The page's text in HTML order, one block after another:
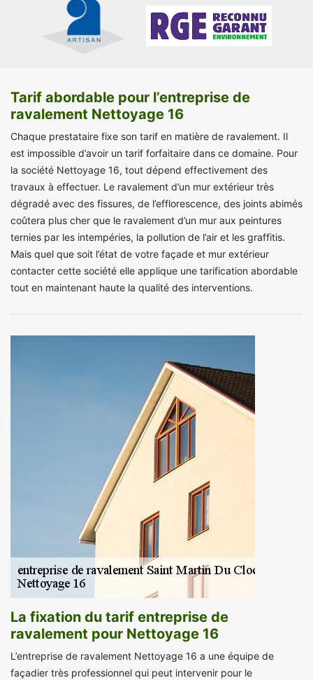
Tarif abordable pour l’entreprise de
ravalement Nettoyage 16
Chaque prestataire fixe son tarif en matière de ravalement. Il
est impossible d’avoir un tarif forfaitaire dans ce domaine. Pour
la société Nettoyage 16, tout dépend effectivement des
travaux à effectuer. Le ravalement d’un mur extérieur très
dégradé avec des fissures, de l’efflorescence, des joints abimés
coûtera plus cher que le ravalement d’un mur aux peintures
ternies par les intempéries, la pollution de l’air et les graffitis.
Mais quel que soit l’état de votre façade et mur extérieur
contacter cette société elle applique une tarification abordable
tout en maintenant haute la qualité des interventions.
La fixation du tarif entreprise de
ravalement pour Nettoyage 16
L’entreprise de ravalement Nettoyage 16 a une équipe de
façadier très professionnel qui peut intervenir pour le